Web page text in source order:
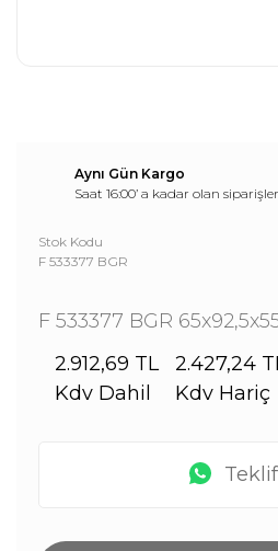
Aynı Gün Kargo
Saat 16:00’ a kadar olan siparişler
Stok Kodu
F 533377 BGR
F 533377 BGR
2.912,69 TL
Kdv Dahil
2.427,24
Kdv Hariç